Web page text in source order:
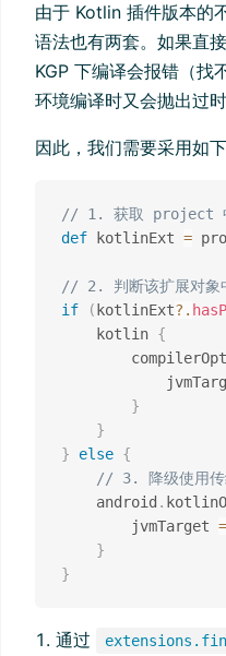
由于 Kotlin 插件版本的
语法也有两套。如果直
KGP 下编译会报错（找
环境编译时又会抛出过
因此，我们需要采用如
// 1. 获取 project
def kotlinExt =
// 2. 判断该扩展对象
if
( kotlinExt?.
    kotlin
{
}
}
}
else {
// 3. 降级使用
    android
.
        jvmTarget
=
}
}
通过